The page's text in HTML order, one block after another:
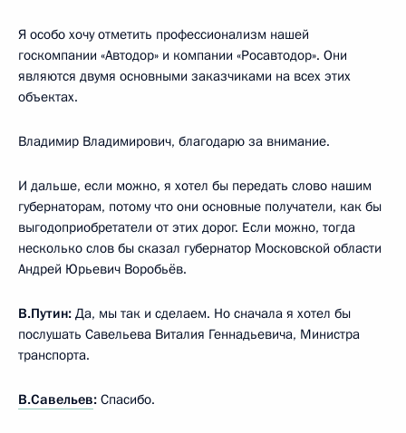
Я особо хочу отметить профессионализм нашей
госкомпании «Автодор» и компании «Росавтодор». Они
являются двумя основными заказчиками на всех этих
объектах.
Владимир Владимирович, благодарю за внимание.
И дальше, если можно, я хотел бы передать слово нашим
губернаторам, потому что они основные получатели, как бы
выгодоприобретатели от этих дорог. Если можно, тогда
несколько слов бы сказал губернатор Московской области
Андрей Юрьевич Воробьёв.
В.Путин: Да, мы так и сделаем. Но сначала я хотел бы
послушать Савельева Виталия Геннадьевича, Министра
транспорта.
В.Савельев: Спасибо.